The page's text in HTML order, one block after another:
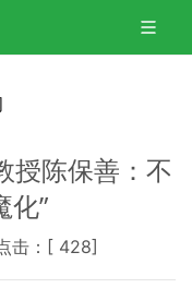
授陈保善：不
化”
击：[ 428]